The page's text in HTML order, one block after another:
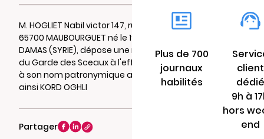
M. HOGLIET Nabil victor 147, rue du placis
65700 MAUBOURGUET né le 19/03/1965 à
DAMAS (SYRIE), dépose une requête auprés
du Garde des Sceaux à l'effet de substituer
à son nom patronymique actuel devenant
ainsi KORD OGHLI
Partager
Plus de 700
journaux
habilités
client
dédié
9h à
hors
end